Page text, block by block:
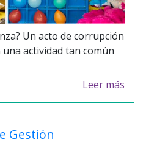
Un acto de corrupción
actividad tan común
Leer más
Gestión